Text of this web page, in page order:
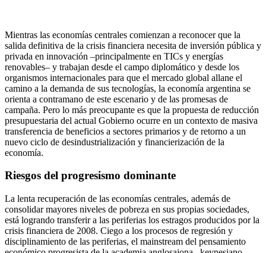
Mientras las economías centrales comienzan a reconocer que la
salida definitiva de la crisis financiera necesita de inversión pública y
privada en innovación –principalmente en TICs y energías
renovables– y trabajan desde el campo diplomático y desde los
organismos internacionales para que el mercado global allane el
camino a la demanda de sus tecnologías, la economía argentina se
orienta a contramano de este escenario y de las promesas de
campaña. Pero lo más preocupante es que la propuesta de reducción
presupuestaria del actual Gobierno ocurre en un contexto de masiva
transferencia de beneficios a sectores primarios y de retorno a un
nuevo ciclo de desindustrialización y financierización de la
economía.
Riesgos del progresismo dominante
La lenta recuperación de las economías centrales, además de
consolidar mayores niveles de pobreza en sus propias sociedades,
está logrando transferir a las periferias los estragos producidos por la
crisis financiera de 2008. Ciego a los procesos de regresión y
disciplinamiento de las periferias, el mainstream del pensamiento